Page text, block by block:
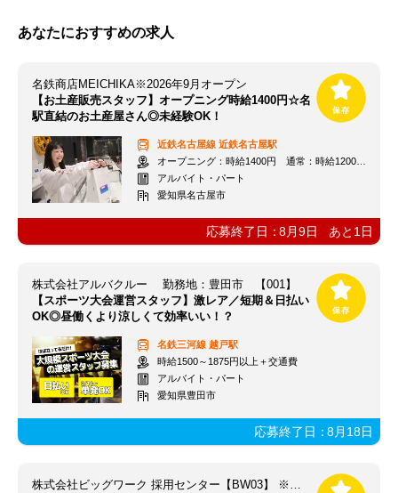
あなたにおすすめの求人
名鉄商店MEICHIKA※2026年9月オープン
【お土産販売スタッフ】オープニング時給1400円☆名
駅直結のお土産屋さん◎未経験OK！
近鉄名古屋線 近鉄名古屋駅
オープニング：時給1400円 通常：時給1200円～＋交通費全額支給
アルバイト・パート
愛知県名古屋市
応募終了日：8月9日 あと 1 日
株式会社アルバクルー 勤務地：豊田市 【001】
【スポーツ大会運営スタッフ】激レア／短期＆日払い
OK◎昼働くより涼しくて効率いい！？
名鉄三河線 越戸駅
時給1500～1875円以上＋交通費
アルバイト・パート
愛知県豊田市
応募終了日：8月18日
株式会社ビッグワーク 採用センター【BW03】 ※立川エリア